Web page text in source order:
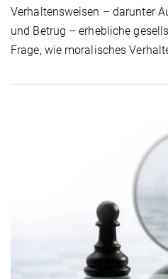
Verhaltensweisen – darunter
und Betrug – erhebliche
Frage, wie moralisches